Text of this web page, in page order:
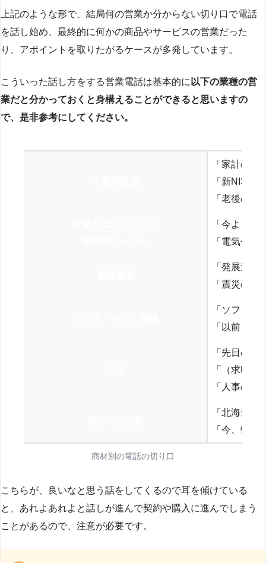
上記のような形で、結局何の営業か分からない切り口で電話
を話し始め、最終的に何かの商品やサービスの営業だった
り、アポイントを取りたがるケースが多発しています。
こういった話し方をする営業電話は基本的に 以下の業種の営
業だと分かっておくと身構えることができると思いますの
で、是非参考にしてください。
「家計の見
「新NISA
「老後の
「今より
「電気代を
「発展途
「震災の
「ソフト
「以前、
「先日の
「（求職
「人事の方
「北海道
「今、弊
商材別の電話の切り口
こちらが、良いなと思う話をしてくるので耳を傾けている
と、あれよあれよと話しが進んで契約や購入に進んでしまう
ことがあるので、注意が必要です。